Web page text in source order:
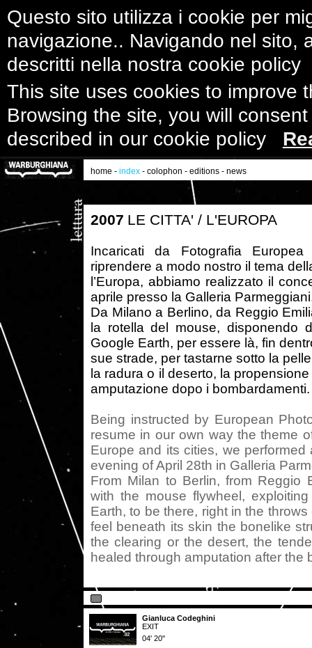
Questo sito utilizza i cookie per
navigazione.. Navigando nel sito,
descritti nella nostra cookie
This site uses cookies to improve
Browsing the site, you will
described in our cookie policy
home - index - colophon - editions - news
2007 LE CITTA' / L'EUROPA
Incaricati da Fotografia
riprendere a modo nostro il tema
l’Europa, abbiamo realizzato il
aprile presso la Galleria
Da Milano a Berlino, da Reggio
la rotella del mouse, disponendo
Google Earth, per essere là, fin
sue strade, per tastarne sotto la
la radura o il deserto, la
amputazione dopo i bombardamenti.
Being instructed by European
resume in our own way the theme
Europe and its cities, we
evening of April 28th in Galleria
From Milan to Berlin, from Reggio
with the mouse flywheel,
Earth, to be there, right in the
feel beneath its skin the bonelike
the clearing or the desert, the
healed through amputation after the
Gianluca Codeghini
EXIT
04' 20''